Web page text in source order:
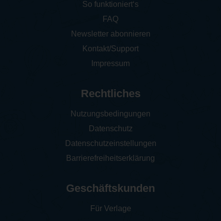
So funktioniert‘s
FAQ
Newsletter abonnieren
Kontakt/Support
Impressum
Rechtliches
Nutzungsbedingungen
Datenschutz
Datenschutzeinstellungen
Barrierefreiheitserklärung
Geschäftskunden
Für Verlage